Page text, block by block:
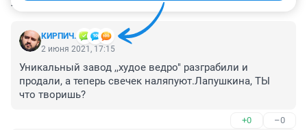
36
КИРПИЧ.
2 июня 2021, 17:15
Уникальный завод ,,худое ведро" разграбили и
продали, а теперь свечек наляпуют.Лапушкина, ТЫ
что творишь?
+0 –0